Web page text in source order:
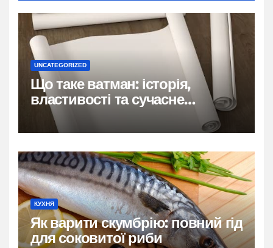
UNCATEGORIZED
Що таке ватман: історія,
властивості та сучасне
застосування
КУХНЯ
Як варити скумбрію: повний гід
для соковитої риби